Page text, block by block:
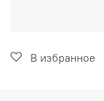
В избранное